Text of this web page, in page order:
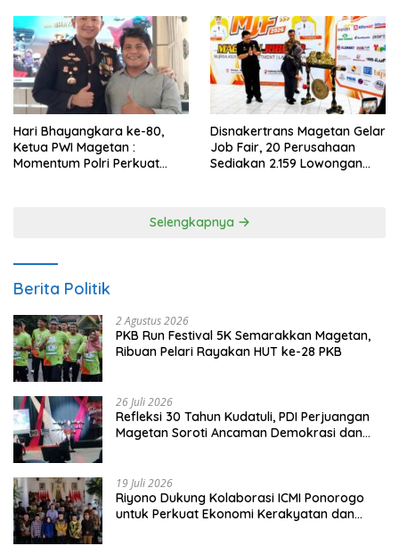
Hari Bhayangkara ke-80,
Ketua PWI Magetan :
Momentum Polri Perkuat
Disnakertrans Magetan Gelar
Job Fair, 20 Perusahaan
Sediakan 2.159 Lowongan
Selengkapnya
Berita Politik
2 Agustus 2026
PKB Run Festival 5K Semarakkan Magetan,
Ribuan Pelari Rayakan HUT ke-28 PKB
26 Juli 2026
Refleksi 30 Tahun Kudatuli, PDI Perjuangan
Magetan Soroti Ancaman Demokrasi dan
19 Juli 2026
Riyono Dukung Kolaborasi ICMI Ponorogo
untuk Perkuat Ekonomi Kerakyatan dan